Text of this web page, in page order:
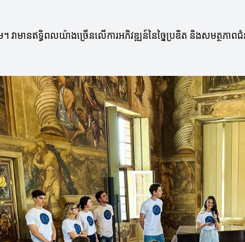
វាមានឥទ្ធិពលយ៉ាងច្រើនលើការអភិវឌ្ឍន៍នៃច្នៃប្រឌិត និងសមត្ថភាព